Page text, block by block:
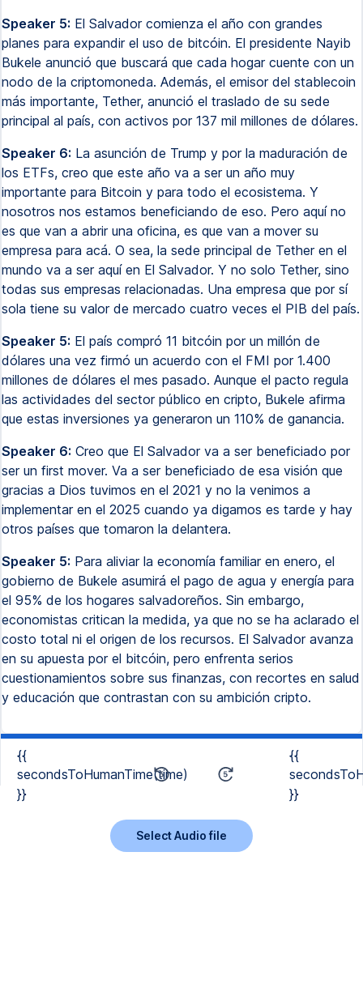
Speaker 5: El Salvador comienza el año con grandes
planes para expandir el uso de bitcóin. El presidente Nayib
Bukele anunció que buscará que cada hogar cuente con un
nodo de la criptomoneda. Además, el emisor del stablecoin
más importante, Tether, anunció el traslado de su sede
principal al país, con activos por 137 mil millones de dólares.
Speaker 6: La asunción de Trump y por la maduración de
los ETFs, creo que este año va a ser un año muy
importante para Bitcoin y para todo el ecosistema. Y
nosotros nos estamos beneficiando de eso. Pero aquí no
es que van a abrir una oficina, es que van a mover su
empresa para acá. O sea, la sede principal de Tether en el
mundo va a ser aquí en El Salvador. Y no solo Tether, sino
todas sus empresas relacionadas. Una empresa que por sí
sola tiene su valor de mercado cuatro veces el PIB del país.
Speaker 5: El país compró 11 bitcóin por un millón de
dólares una vez firmó un acuerdo con el FMI por 1.400
millones de dólares el mes pasado. Aunque el pacto regula
las actividades del sector público en cripto, Bukele afirma
que estas inversiones ya generaron un 110% de ganancia.
Speaker 6: Creo que El Salvador va a ser beneficiado por
ser un first mover. Va a ser beneficiado de esa visión que
gracias a Dios tuvimos en el 2021 y no la venimos a
implementar en el 2025 cuando ya digamos es tarde y hay
otros países que tomaron la delantera.
Speaker 5: Para aliviar la economía familiar en enero, el
gobierno de Bukele asumirá el pago de agua y energía para
el 95% de los hogares salvadoreños. Sin embargo,
economistas critican la medida, ya que no se ha aclarado el
costo total ni el origen de los recursos. El Salvador avanza
en su apuesta por el bitcóin, pero enfrenta serios
cuestionamientos sobre sus finanzas, con recortes en salud
y educación que contrastan con su ambición cripto.
{{
secondsToHumanTime(time)
}}
{{
}}
Select Audio file